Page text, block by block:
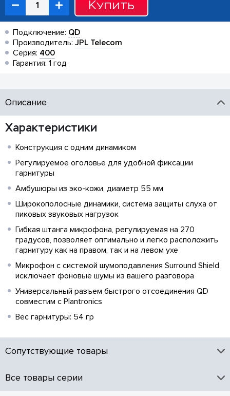
Купить
Подключение: QD
Производитель: JPL Telecom
Серия: 400
Гарантия: 1 год
Описание
Характеристики
Конструкция с одним динамиком
Регулируемое оголовье для удобной фиксации
гарнитуры
Амбушюры из эко-кожи, диаметр 55 мм
Широкополосные динамики, система защиты слуха от
пиковых звуковых нагрузок
Гибкая штанга микрофона, регулируемая на 270
градусов, позволяет оптимально и легко расположить
гарнитуру как на правом, так и на левом ухе
Микрофон с системой шумоподавления Surround Shield
исключает фоновые шумы из вашего разговора
Универсальный разъем быстрого отсоединения QD
совместим с Plantronics
Вес гарнитуры: 54 гр
Сопутствующие товары
Все товары серии